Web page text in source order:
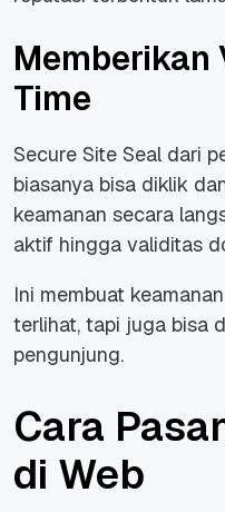
Memberikan
Time
Secure Site Seal dari
biasanya bisa diklik
keamanan secara
aktif hingga validitas
Ini membuat
terlihat, tapi juga bisa
pengunjung.
Cara
di Web